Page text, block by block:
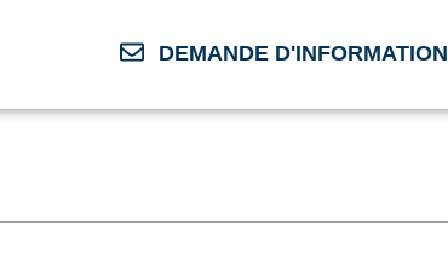
DEMANDE D'INFORMATION